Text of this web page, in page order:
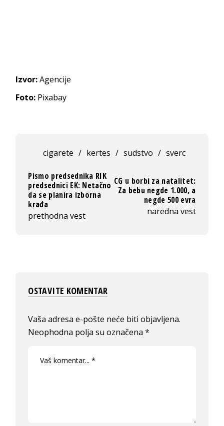
Izvor:Agencije
Foto: Pixabay
cigarete / kertes / sudstvo / sverc
Pismo predsednika RIK
predsednici EK: Netačno
da se planira izborna
krađa
prethodna vest
CG u borbi za natalitet:
Za bebu negde 1.000, a
negde 500 evra
naredna vest
OSTAVITE KOMENTAR
Vaša adresa e-pošte neće biti objavljena.
Neophodna polja su označena*